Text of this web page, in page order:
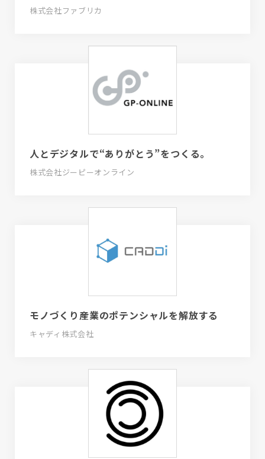
株式会社ファブリカ
人とデジタルで“ありがとう”をつくる。
株式会社ジーピーオンライン
モノづくり産業のポテンシャルを解放する
キャディ株式会社